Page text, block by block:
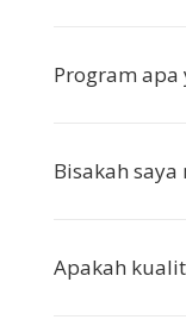
Program apa
Bisakah saya
Apakah